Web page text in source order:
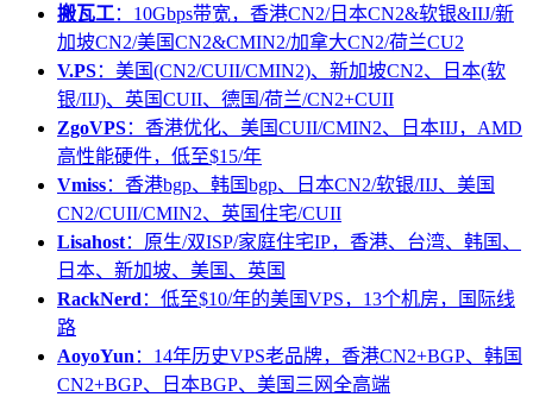
搬瓦工：10Gbps带宽，香港CN2/日本CN2&软银&IIJ/新
加坡CN2/美国CN2&CMIN2/加拿大CN2/荷兰CU2
V.PS：美国(CN2/CUII/CMIN2)、新加坡CN2、日本(软
银/IIJ)、英国CUII、德国/荷兰/CN2+CUII
ZgoVPS：香港优化、美国CUII/CMIN2、日本IIJ，AMD
高性能硬件，低至$15/年
Vmiss：香港bgp、韩国bgp、日本CN2/软银/IIJ、美国
CN2/CUII/CMIN2、英国住宅/CUII
Lisahost：原生/双ISP/家庭住宅IP，香港、台湾、韩国、
日本、新加坡、美国、英国
RackNerd ：低至$10/年的美国VPS，13个机房，国际线
路
AoyoYun ：14年历史VPS老品牌，香港CN2+BGP、韩国
CN2+BGP、日本BGP、美国三网全高端